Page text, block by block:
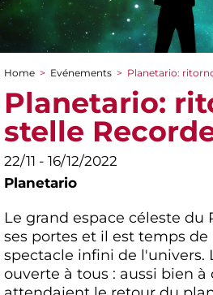
You are here
Home > Evénements > Planetario:
Planetario:
stelle
22/11 - 16/12/2022
Planetario
Le grand espace céleste
ses portes et il est temps
spectacle infini de l'univers.
ouverte à tous : aussi bien à